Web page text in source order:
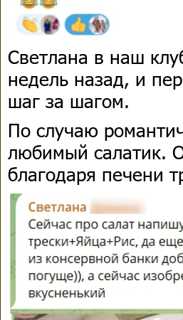
Светлана в наш
недель назад, и
шаг за шагом.
По случаю
любимый салатик.
благодаря печени